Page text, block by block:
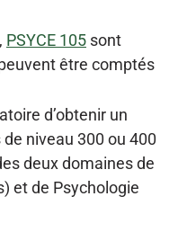
, PSYCE 105 sont
être comptés
d’obtenir un
niveau 300 ou 400
deux domaines de
et de Psychologie